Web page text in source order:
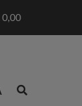
0,00